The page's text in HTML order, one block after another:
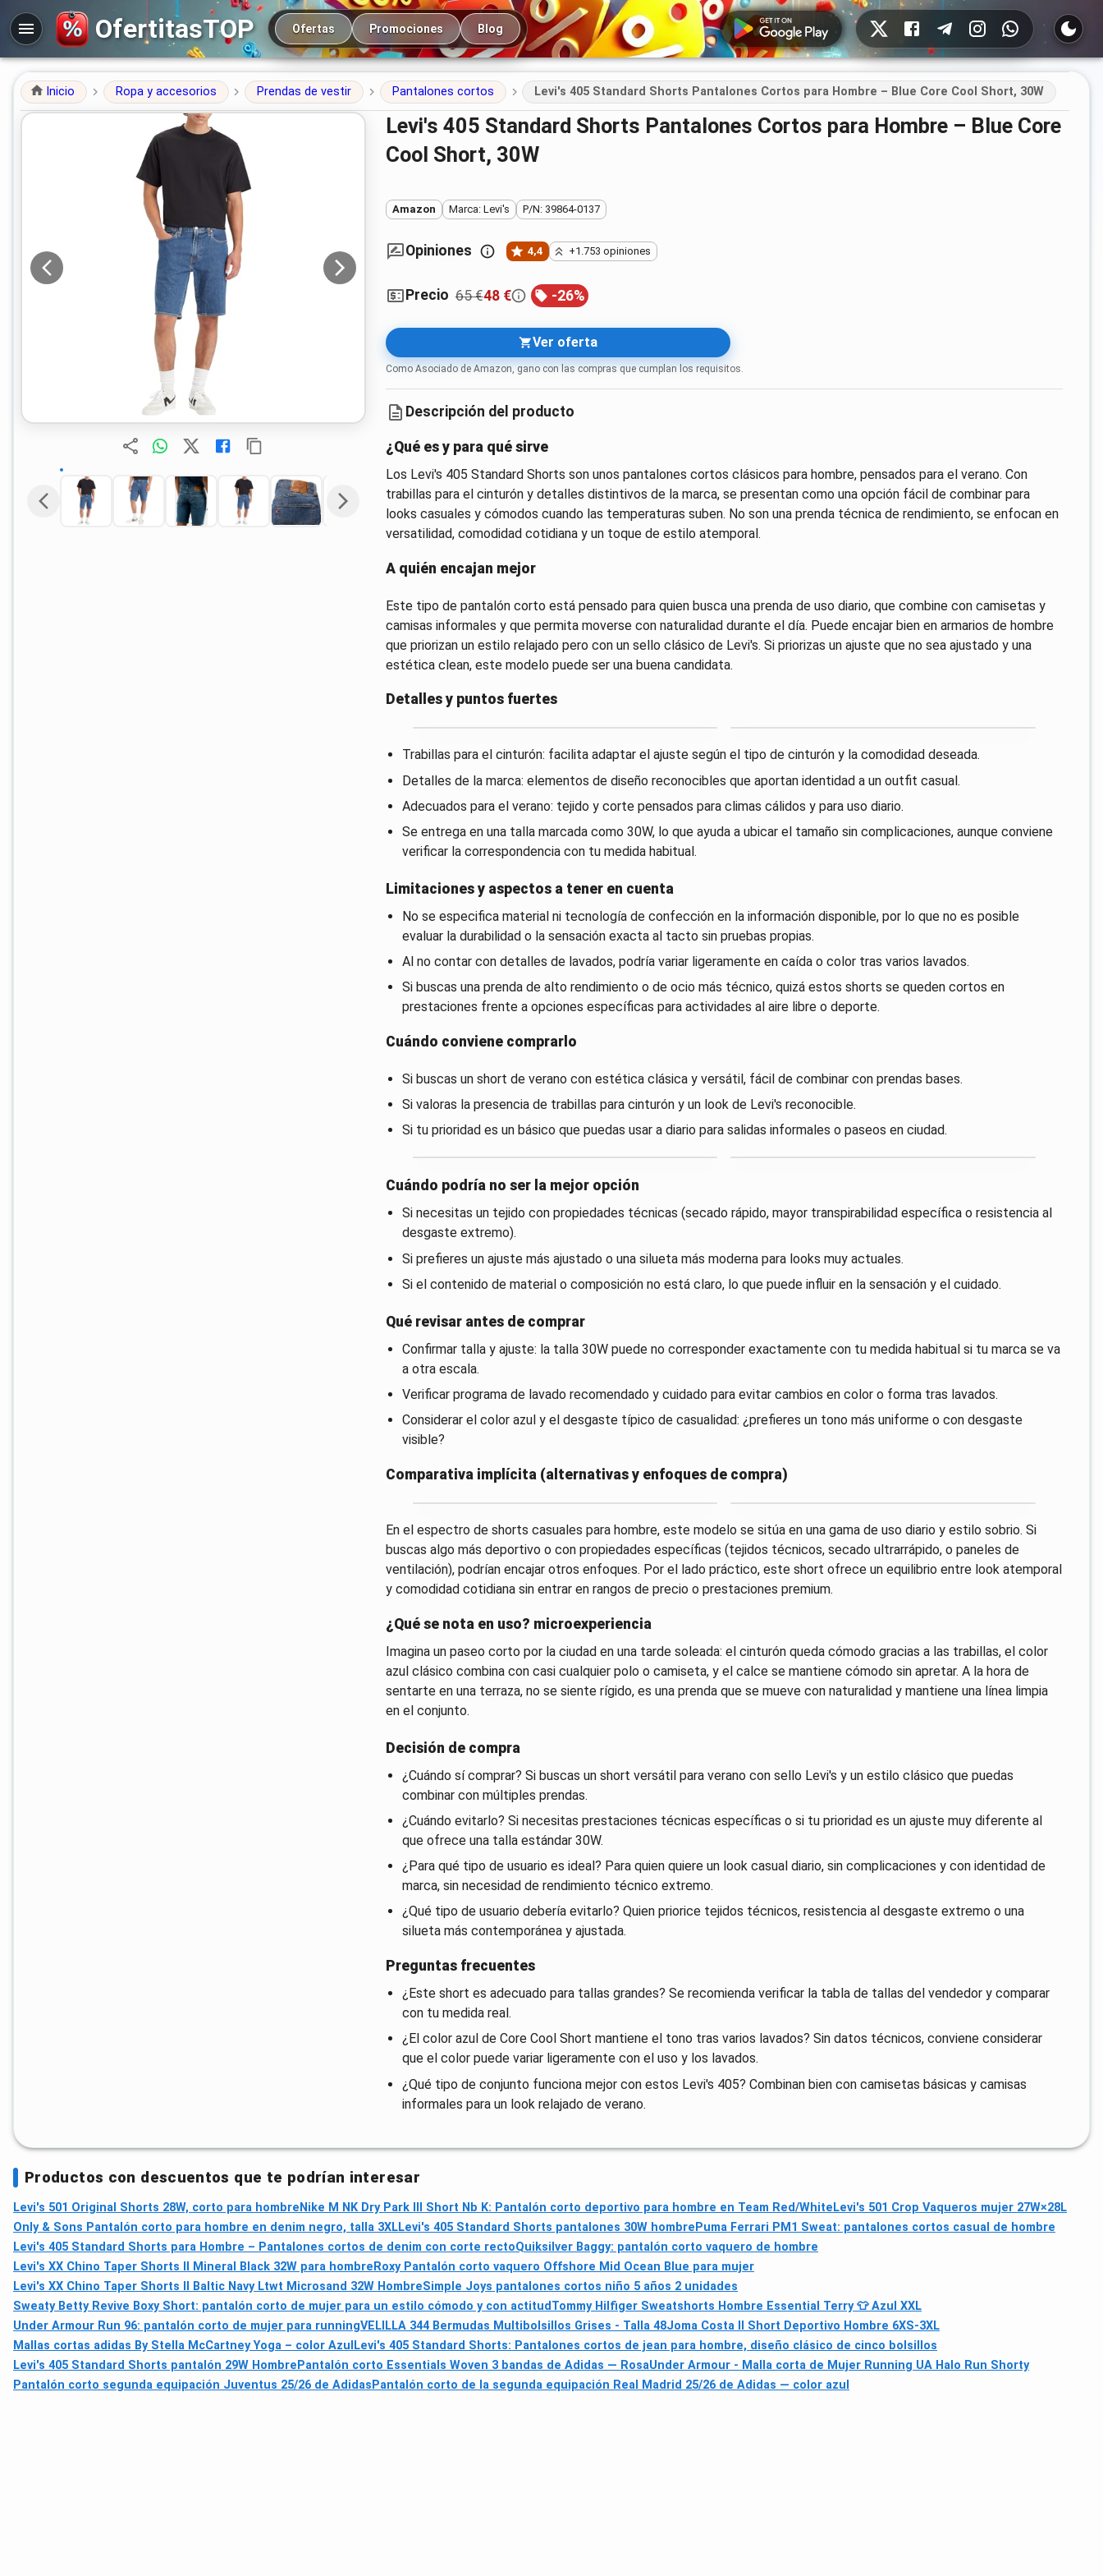
OfertitasTOP Navegación principal
Ofertas Promociones Blog
Redes sociales
Inicio Ropa y accesorios Prendas de vestir Pantalones cortos Levi's 405 Standard Shorts Pantalones Cortos para Hombre – Blue Core Cool Short, 30W
Levi's 405 Standard Shorts Pantalones Cortos para Hombre – Blue Core
Cool Short, 30W
Amazon Marca: Levi's P/N: 39864-0137
Opiniones 4,4 +1.753 opiniones
Precio 65 €48 € -26%
Ver oferta
Como Asociado de Amazon, gano con las compras que cumplan los requisitos.
Descripción del producto
¿Qué es y para qué sirve
Los Levi's 405 Standard Shorts son unos pantalones cortos clásicos para hombre, pensados para el verano. Con
trabillas para el cinturón y detalles distintivos de la marca, se presentan como una opción fácil de combinar para
looks casuales y cómodos cuando las temperaturas suben. No son una prenda técnica de rendimiento, se enfocan en
versatilidad, comodidad cotidiana y un toque de estilo atemporal.
A quién encajan mejor
Este tipo de pantalón corto está pensado para quien busca una prenda de uso diario, que combine con camisetas y
camisas informales y que permita moverse con naturalidad durante el día. Puede encajar bien en armarios de hombre
que priorizan un estilo relajado pero con un sello clásico de Levi's. Si priorizas un ajuste que no sea ajustado y una
estética clean, este modelo puede ser una buena candidata.
Detalles y puntos fuertes
Trabillas para el cinturón: facilita adaptar el ajuste según el tipo de cinturón y la comodidad deseada.
Detalles de la marca: elementos de diseño reconocibles que aportan identidad a un outfit casual.
Adecuados para el verano: tejido y corte pensados para climas cálidos y para uso diario.
Se entrega en una talla marcada como 30W, lo que ayuda a ubicar el tamaño sin complicaciones, aunque conviene
verificar la correspondencia con tu medida habitual.
Limitaciones y aspectos a tener en cuenta
No se especifica material ni tecnología de confección en la información disponible, por lo que no es posible
evaluar la durabilidad o la sensación exacta al tacto sin pruebas propias.
Al no contar con detalles de lavados, podría variar ligeramente en caída o color tras varios lavados.
Si buscas una prenda de alto rendimiento o de ocio más técnico, quizá estos shorts se queden cortos en
prestaciones frente a opciones específicas para actividades al aire libre o deporte.
Cuándo conviene comprarlo
Si buscas un short de verano con estética clásica y versátil, fácil de combinar con prendas bases.
Si valoras la presencia de trabillas para cinturón y un look de Levi's reconocible.
Si tu prioridad es un básico que puedas usar a diario para salidas informales o paseos en ciudad.
Cuándo podría no ser la mejor opción
Si necesitas un tejido con propiedades técnicas (secado rápido, mayor transpirabilidad específica o resistencia al
desgaste extremo).
Si prefieres un ajuste más ajustado o una silueta más moderna para looks muy actuales.
Si el contenido de material o composición no está claro, lo que puede influir en la sensación y el cuidado.
Qué revisar antes de comprar
Confirmar talla y ajuste: la talla 30W puede no corresponder exactamente con tu medida habitual si tu marca se va
a otra escala.
Verificar programa de lavado recomendado y cuidado para evitar cambios en color o forma tras lavados.
Considerar el color azul y el desgaste típico de casualidad: ¿prefieres un tono más uniforme o con desgaste
visible?
Comparativa implícita (alternativas y enfoques de compra)
En el espectro de shorts casuales para hombre, este modelo se sitúa en una gama de uso diario y estilo sobrio. Si
buscas algo más deportivo o con propiedades específicas (tejidos técnicos, secado ultrarrápido, o paneles de
ventilación), podrían encajar otros enfoques. Por el lado práctico, este short ofrece un equilibrio entre look atemporal
y comodidad cotidiana sin entrar en rangos de precio o prestaciones premium.
¿Qué se nota en uso? microexperiencia
Imagina un paseo corto por la ciudad en una tarde soleada: el cinturón queda cómodo gracias a las trabillas, el color
azul clásico combina con casi cualquier polo o camiseta, y el calce se mantiene cómodo sin apretar. A la hora de
sentarte en una terraza, no se siente rígido, es una prenda que se mueve con naturalidad y mantiene una línea limpia
en el conjunto.
Decisión de compra
¿Cuándo sí comprar? Si buscas un short versátil para verano con sello Levi's y un estilo clásico que puedas
combinar con múltiples prendas.
¿Cuándo evitarlo? Si necesitas prestaciones técnicas específicas o si tu prioridad es un ajuste muy diferente al
que ofrece una talla estándar 30W.
¿Para qué tipo de usuario es ideal? Para quien quiere un look casual diario, sin complicaciones y con identidad de
marca, sin necesidad de rendimiento técnico extremo.
¿Qué tipo de usuario debería evitarlo? Quien priorice tejidos técnicos, resistencia al desgaste extremo o una
silueta más contemporánea y ajustada.
Preguntas frecuentes
¿Este short es adecuado para tallas grandes? Se recomienda verificar la tabla de tallas del vendedor y comparar
con tu medida real.
¿El color azul de Core Cool Short mantiene el tono tras varios lavados? Sin datos técnicos, conviene considerar
que el color puede variar ligeramente con el uso y los lavados.
¿Qué tipo de conjunto funciona mejor con estos Levi's 405? Combinan bien con camisetas básicas y camisas
informales para un look relajado de verano.
Productos con descuentos que te podrían interesar
Levi's 501 Original Shorts 28W, corto para hombre Nike M NK Dry Park III Short Nb K: Pantalón corto deportivo para hombre en Team Red/White Levi's 501 Crop Vaqueros mujer 27W×28L
Only & Sons Pantalón corto para hombre en denim negro, talla 3XLLevi's 405 Standard Shorts pantalones 30W hombre Puma Ferrari PM1 Sweat: pantalones cortos casual de hombre
Levi's 405 Standard Shorts para Hombre – Pantalones cortos de denim con corte rectoQuiksilver Baggy: pantalón corto vaquero de hombre
Levi's XX Chino Taper Shorts II Mineral Black 32W para hombre Roxy Pantalón corto vaquero Offshore Mid Ocean Blue para mujer
Levi's XX Chino Taper Shorts II Baltic Navy Ltwt Microsand 32W HombreSimple Joys pantalones cortos niño 5 años 2 unidades
Sweaty Betty Revive Boxy Short: pantalón corto de mujer para un estilo cómodo y con actitudTommy Hilfiger Sweatshorts Hombre Essential Terry 👕 Azul XXL
Under Armour Run 96: pantalón corto de mujer para runningVELILLA 344 Bermudas Multibolsillos Grises - Talla 48Joma Costa II Short Deportivo Hombre 6XS-3XL
Mallas cortas adidas By Stella McCartney Yoga – color Azul Levi's 405 Standard Shorts: Pantalones cortos de jean para hombre, diseño clásico de cinco bolsillos
Levi's 405 Standard Shorts pantalón 29W Hombre Pantalón corto Essentials Woven 3 bandas de Adidas — RosaUnder Armour - Malla corta de Mujer Running UA Halo Run Shorty
Pantalón corto segunda equipación Juventus 25/26 de Adidas Pantalón corto de la segunda equipación Real Madrid 25/26 de Adidas — color azul